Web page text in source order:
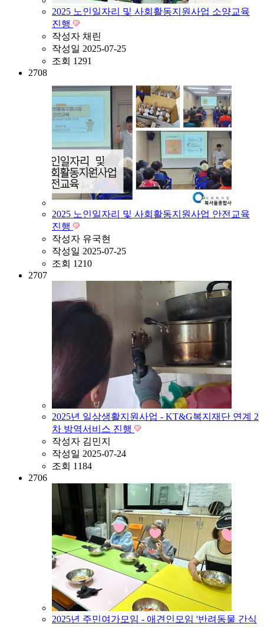
2025 노인일자리 및 사회활동지원사업 소양교육
진행
작성자 채린
작성일 2025-07-25
조회 1291
2708
2025 노인일자리 및 사회활동지원사업 안전교육
진행
작성자 유국현
작성일 2025-07-25
조회 1210
2707
2025년 일상생활지원사업 - KT&G복지재단 연계 2
차 방역서비스 진행
작성자 김민지
작성일 2025-07-24
조회 1184
2706
2025년 주민여가모임 - 애견인모임 '반려동물 간식